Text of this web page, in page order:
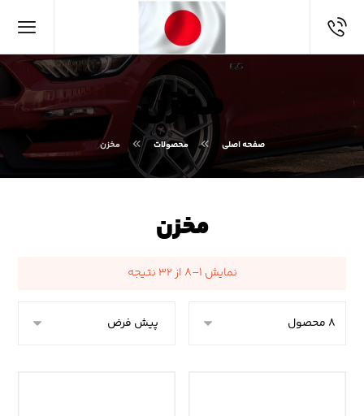
مخزن
صفحه اصلی محصولات مخزن
مخزن
نمایش ۱–۸ از ۳۲ نتیجه